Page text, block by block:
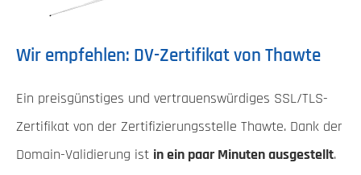
Wir empfehlen: DV-Zertifikat von Thawte
Ein preisgünstiges und vertrauenswürdiges SSL/TLS-
Zertifikat von der Zertifizierungsstelle Thawte. Dank der
Domain-Validierung ist in ein paar Minuten ausgestellt.